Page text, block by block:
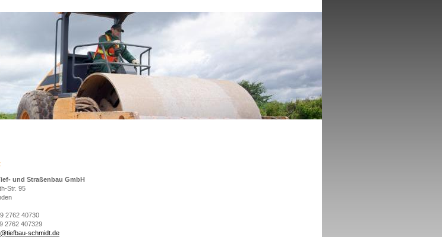
und Straßenbau GmbH
Str. 95
2762 40730
407329
schmidt.de